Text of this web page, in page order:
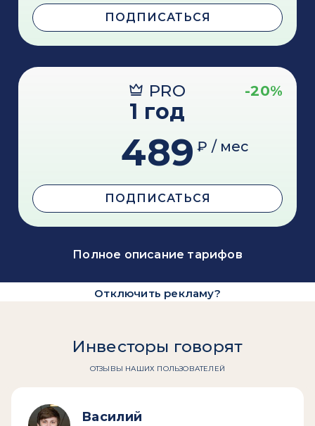
ПОДПИСАТЬСЯ
PRO -20%
1 год
489 ₽ / мес
ПОДПИСАТЬСЯ
Полное описание тарифов
Отключить рекламу?
Инвесторы говорят
ОТЗЫВЫ НАШИХ ПОЛЬЗОВАТЕЛЕЙ
Василий